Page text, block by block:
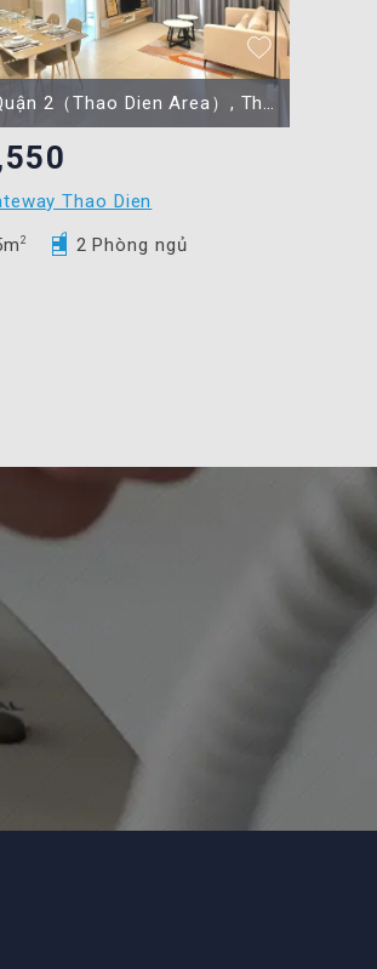
2（Thao Dien Area）, Thành phố Hồ Chí Minh
Thao Dien
2 2 Phòng ngủ